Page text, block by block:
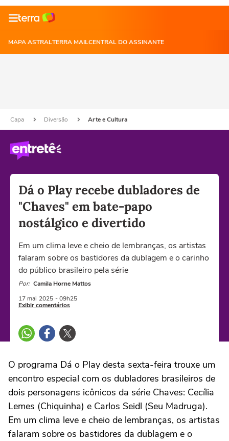
MAPA ASTRALTERRA MAILCENTRAL DO ASSINANTE
Capa Diversão Arte e Cultura
Dá o Play recebe dubladores de
"Chaves" em bate-papo
nostálgico e divertido
Em um clima leve e cheio de lembranças, os artistas
falaram sobre os bastidores da dublagem e o carinho
do público brasileiro pela série
Por: Camila Horne Mattos
17 mai 2025 - 09h25
Exibir comentários
O programa Dá o Play desta sexta-feira trouxe um
encontro especial com os dubladores brasileiros de
dois personagens icônicos da série Chaves: Cecília
Lemes (Chiquinha) e Carlos Seidl (Seu Madruga).
Em um clima leve e cheio de lembranças, os artistas
falaram sobre os bastidores da dublagem e o